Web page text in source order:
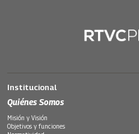
Institucional
Quiénes Somos
Misión y Visión
Objetivos y funciones